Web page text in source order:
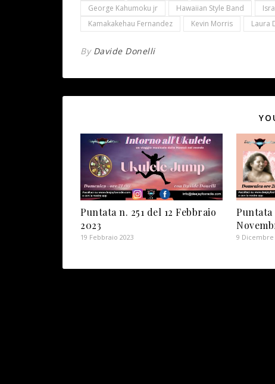
George Kahumoku jr
Hawaiian Style Band
Kamakakehau Fernandez
Kevin Morris Laura
By Davide Donelli
Puntata n. 251 del 12 Febbraio
2023
19 Febbraio 2023
Puntata
9 Dicembre